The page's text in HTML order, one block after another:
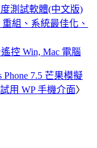
度測試軟體(中文版)
重組、系統最佳化、
控 Win, Mac 電腦
Phone 7.5 芒果模擬
用 WP 手機介面〉